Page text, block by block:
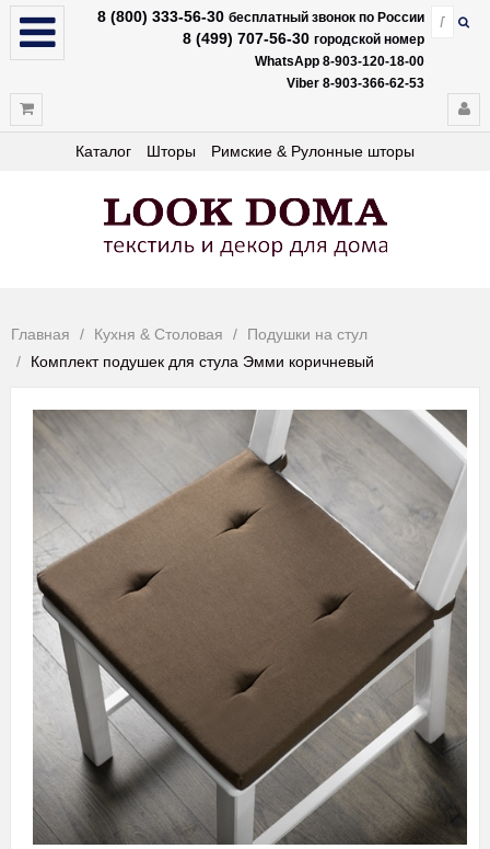
8 (800) 333-56-30 бесплатный звонок по России
8 (499) 707-56-30 городской номер
WhatsApp 8-903-120-18-00
Viber 8-903-366-62-53
Каталог Шторы Римские & Рулонные шторы
Главная Кухня & Столовая
Подушки на стул
Комплект подушек для стула Эмми коричневый